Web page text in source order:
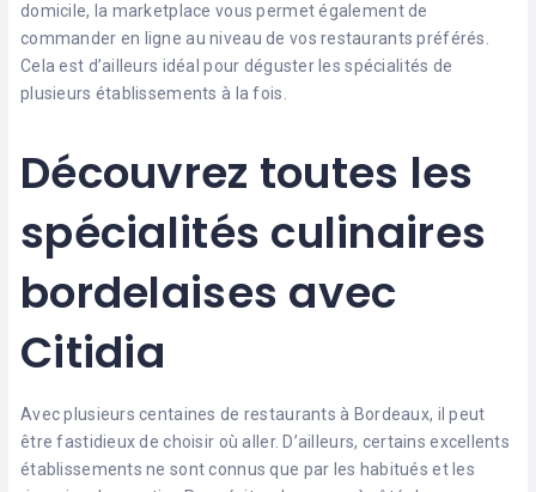
domicile, la marketplace vous permet également de
commander en ligne au niveau de vos restaurants préférés.
Cela est d’ailleurs idéal pour déguster les spécialités de
plusieurs établissements à la fois.
Découvrez toutes les
spécialités culinaires
bordelaises avec
Citidia
Avec plusieurs centaines de restaurants à Bordeaux, il peut
être fastidieux de choisir où aller. D’ailleurs, certains excellents
établissements ne sont connus que par les habitués et les